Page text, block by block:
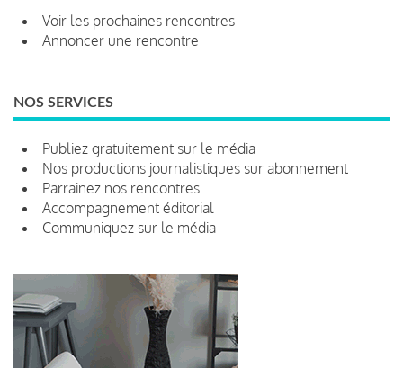
Voir les prochaines rencontres
Annoncer une rencontre
NOS SERVICES
Publiez gratuitement sur le média
Nos productions journalistiques sur abonnement
Parrainez nos rencontres
Accompagnement éditorial
Communiquez sur le média